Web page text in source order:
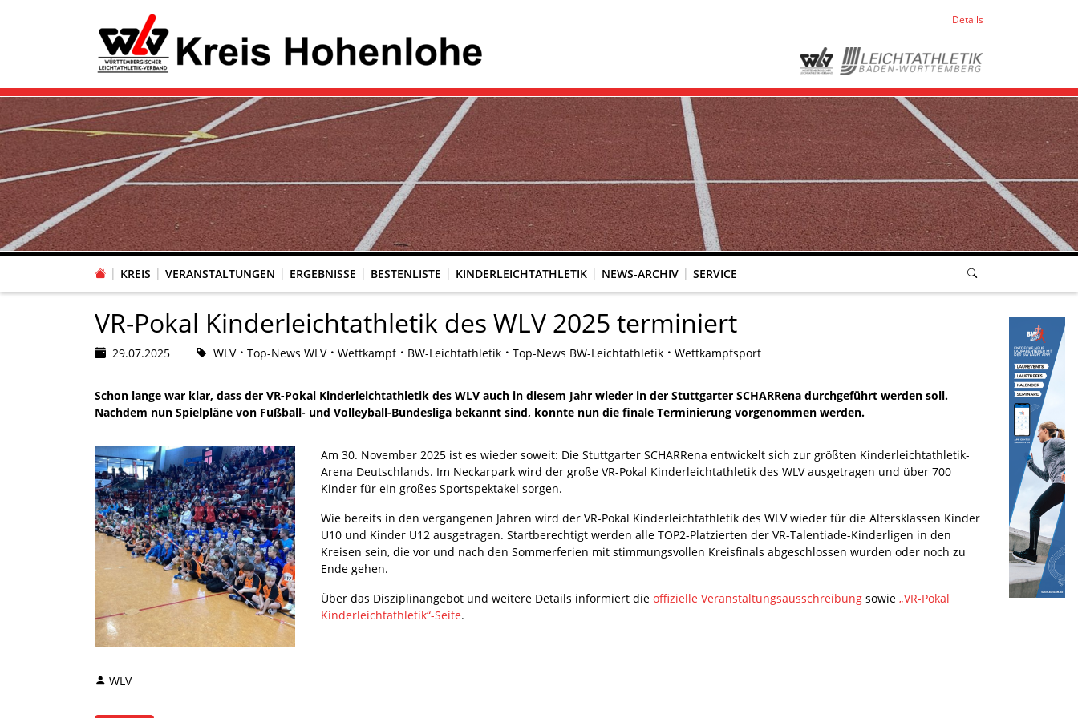
Details
KREIS VERANSTALTUNGEN ERGEBNISSE BESTENLISTE KINDERLEICHTATHLETIK NEWS-ARCHIV SERVICE
VR-Pokal Kinderleichtathletik des WLV 2025 terminiert
29.07.2025 WLV Top-News WLV Wettkampf BW-Leichtathletik Top-News BW-Leichtathletik Wettkampfsport
Schon lange war klar, dass der VR-Pokal Kinderleichtathletik des WLV auch in diesem Jahr wieder in der Stuttgarter SCHARRena durchgeführt werden soll.
Nachdem nun Spielpläne von Fußball- und Volleyball-Bundesliga bekannt sind, konnte nun die finale Terminierung vorgenommen werden.
Am 30. November 2025 ist es wieder soweit: Die Stuttgarter SCHARRena entwickelt sich zur größten Kinderleichtathletik-
Arena Deutschlands. Im Neckarpark wird der große VR-Pokal Kinderleichtathletik des WLV ausgetragen und über 700
Kinder für ein großes Sportspektakel sorgen.
Wie bereits in den vergangenen Jahren wird der VR-Pokal Kinderleichtathletik des WLV wieder für die Altersklassen Kinder
U10 und Kinder U12 ausgetragen. Startberechtigt werden alle TOP2-Platzierten der VR-Talentiade-Kinderligen in den
Kreisen sein, die vor und nach den Sommerferien mit stimmungsvollen Kreisfinals abgeschlossen wurden oder noch zu
Ende gehen.
Über das Disziplinangebot und weitere Details informiert die offizielle Veranstaltungsausschreibung sowie „VR-Pokal
Kinderleichtathletik“-Seite.
WLV